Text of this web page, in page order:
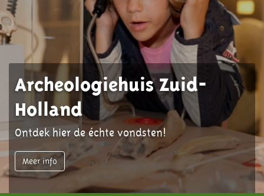
Archeologiehuis Zuid-
Holland
Ontdek hier de échte vondsten!
Meer info